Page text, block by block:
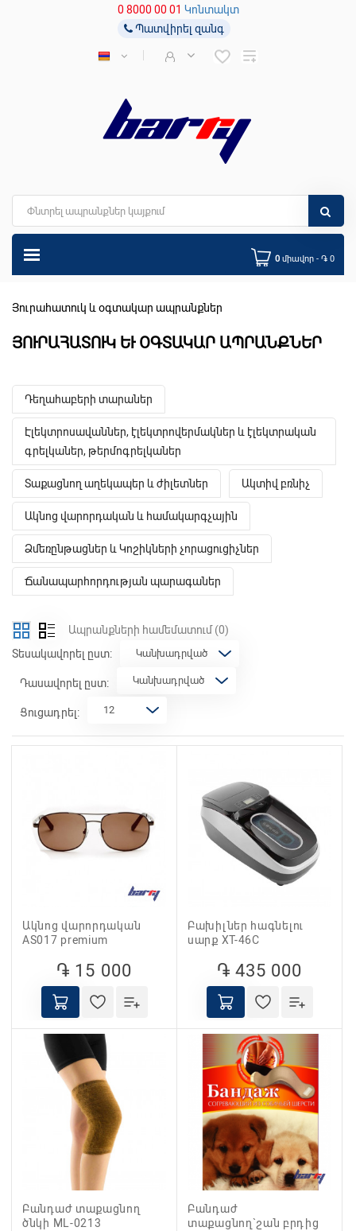
0 8000 00 01 Կոնտակտ
Պատվիրել զանգ
0 միավոր - ֏ 0
Յուրահատուկ և օգտակար ապրանքներ
ՅՈՒՐԱՀԱՏՈՒԿ ԵՒ ՕԳՏԱԿԱՐ ԱՊՐԱՆՔՆԵՐ
Դեղահաբերի տարաներ
Էլեկտրոսավաններ, էլեկտրովերմակներ և էլեկտրական
գրելկաներ, թերմոգրելկաներ
Տաքացնող աղեկապեր և ժիլետներ Ակտիվ բռնիչ
Ակնոց վարորդական և համակարգչային
Ձմեռընթացներ և Կոշիկների չորացուցիչներ
Ճանապարհորդության պարագաներ
Ապրանքների համեմատում(0)
Տեսակավորել ըստ:
Դասավորել ըստ:
Ցուցադրել:
Ակնոց վարորդական
AS017 premium
֏ 15 000
Բախիլներ հագնելու
սարք XT-46C
֏ 435 000
Բանդաժ տաքացնող
ծնկի ML-0213
Բանդաժ
տաքացնող`շան բրդից